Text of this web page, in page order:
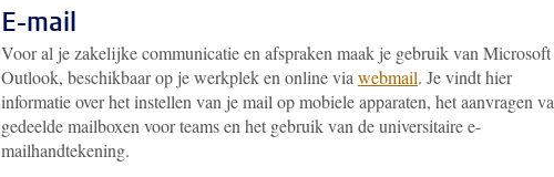
E-mail
Voor al je zakelijke communicatie en afspraken maak je gebruik van Microsoft
Outlook, beschikbaar op je werkplek en online via webmail. Je vindt hier
informatie over het instellen van je mail op mobiele apparaten, het aanvragen
gedeelde mailboxen voor teams en het gebruik van de universitaire e-
mailhandtekening.